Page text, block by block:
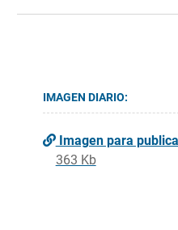
IMAGEN DIARIO:
Imagen para
363 Kb